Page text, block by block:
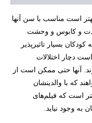
است مناسب با سن آنها
مدت و کابوس و وحشت
کودکان بسیار تاثیرپذیر
دچار اختلالات
آنها حتی ممکن است از
که با والدینشان
است که فیلم‌های
به وجود نیاید.